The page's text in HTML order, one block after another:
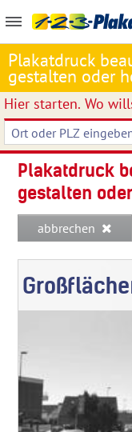
Plakatdruck
gestalten oder
Hier starten. Wo
Plakatdruck
gestalten
abbrechen